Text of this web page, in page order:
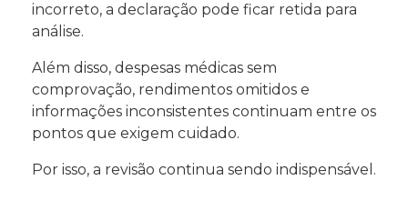
incorreto, a declaração pode ficar retida para
análise.
Além disso, despesas médicas sem
comprovação, rendimentos omitidos e
informações inconsistentes continuam entre os
pontos que exigem cuidado.
Por isso, a revisão continua sendo indispensável.